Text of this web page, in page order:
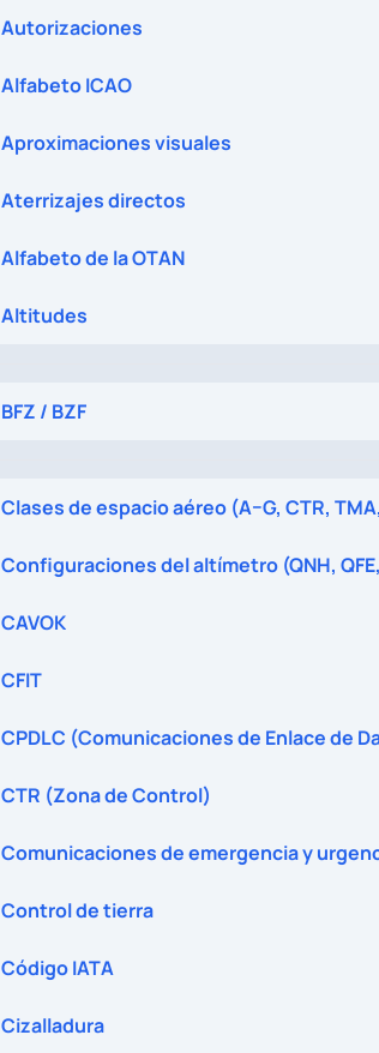
Autorizaciones
Alfabeto ICAO
Aproximaciones visuales
Aterrizajes directos
Alfabeto de la OTAN
Altitudes
BFZ / BZF
Clases de espacio aéreo (A–G, CTR,
Configuraciones del altímetro (QNH,
CAVOK
CFIT
CPDLC (Comunicaciones de Enlace de
CTR (Zona de Control)
Comunicaciones de emergencia y
Control de tierra
Código IATA
Cizalladura